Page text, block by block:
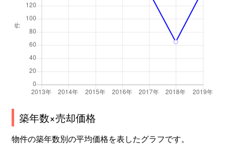
築年数×売却価格
物件の築年数別の平均価格を表したグラフです。